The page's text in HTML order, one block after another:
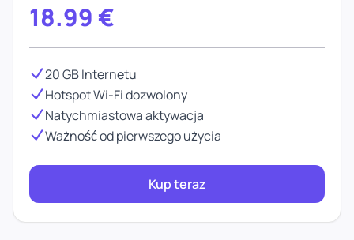
18.99 €
20 GB Internetu
Hotspot Wi-Fi dozwolony
Natychmiastowa aktywacja
Ważność od pierwszego użycia
Kup teraz